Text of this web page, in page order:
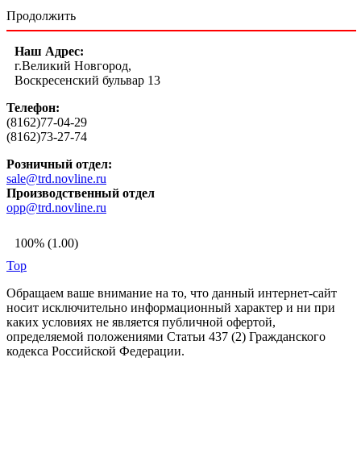
Продолжить
Наш Адрес:
г.Великий Новгород,
Воскресенский бульвар 13
Телефон:
(8162)77-04-29
(8162)73-27-74
Розничный отдел:
sale@trd.novline.ru
Производственный отдел
opp@trd.novline.ru
100% (1.00)
Top
Обращаем ваше внимание на то, что данный интернет-сайт
носит исключительно информационный характер и ни при
каких условиях не является публичной офертой,
определяемой положениями Статьи 437 (2) Гражданского
кодекса Российской Федерации.